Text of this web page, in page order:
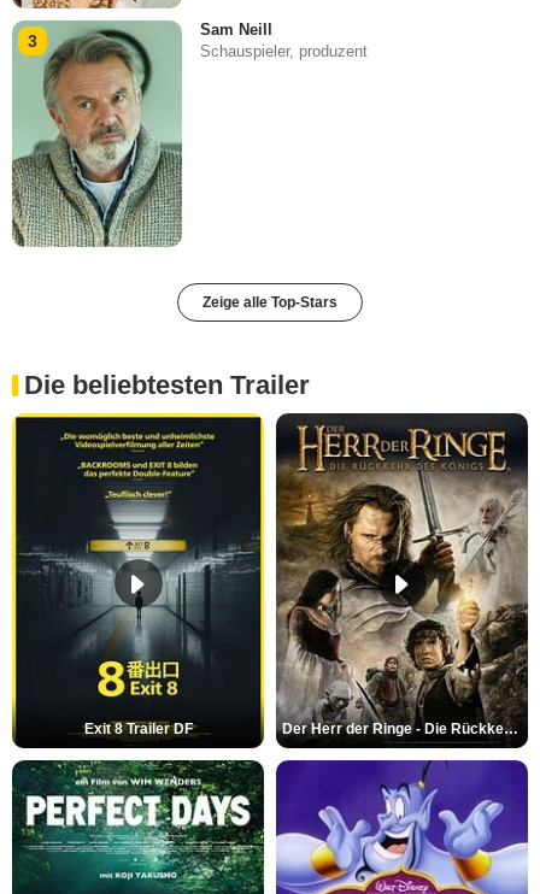
3
Sam Neill
Schauspieler, produzent
Zeige alle Top-Stars
Die beliebtesten Trailer
Exit 8 Trailer DF Der Herr der Ringe - Die Rückkehr des Königs Trailer OV